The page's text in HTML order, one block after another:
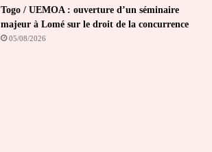
Togo / UEMOA : ouverture d’un séminaire
majeur à Lomé sur le droit de la concurrence
05/08/2026